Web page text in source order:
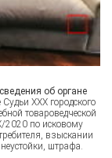
об органе
Судьи ХХХ городского
товароведческой
2020 по исковому
взыскании
штрафа.